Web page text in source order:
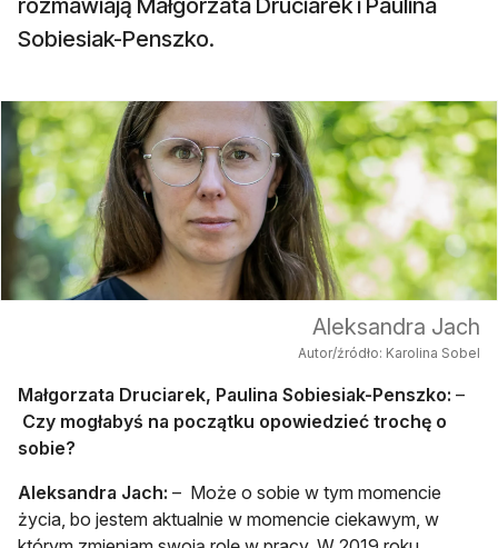
rozmawiają Małgorzata Druciarek i Paulina
Sobiesiak-Penszko.
Aleksandra Jach
Autor/źródło: Karolina Sobel
Małgorzata Druciarek, Paulina Sobiesiak-Penszko: –
Czy mogłabyś na początku opowiedzieć trochę o
sobie?
Aleksandra Jach: – Może o sobie w tym momencie
życia, bo jestem aktualnie w momencie ciekawym, w